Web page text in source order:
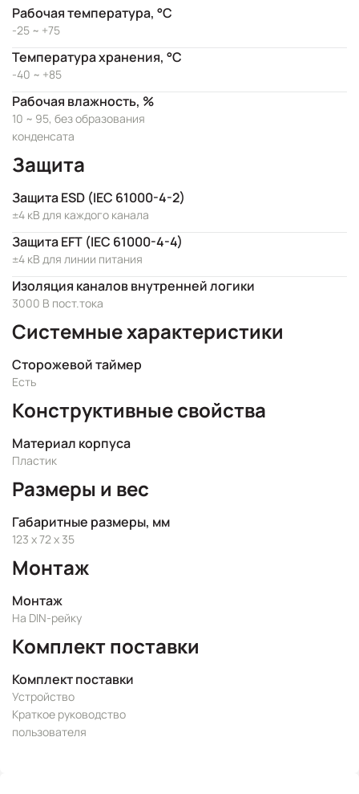
Рабочая температура, °C
-25 ~ +75
Температура хранения, °C
-40 ~ +85
Рабочая влажность, %
10 ~ 95, без образования
конденсата
Защита
Защита ESD (IEC 61000-4-2)
±4 кВ для каждого канала
Защита EFT (IEC 61000-4-4)
±4 кВ для линии питания
Изоляция каналов внутренней логики
3000 В пост.тока
Системные характеристики
Сторожевой таймер
Есть
Конструктивные свойства
Материал корпуса
Пластик
Размеры и вес
Габаритные размеры, мм
123 x 72 x 35
Монтаж
Монтаж
На DIN-рейку
Комплект поставки
Комплект поставки
Устройство
Краткое руководство
пользователя